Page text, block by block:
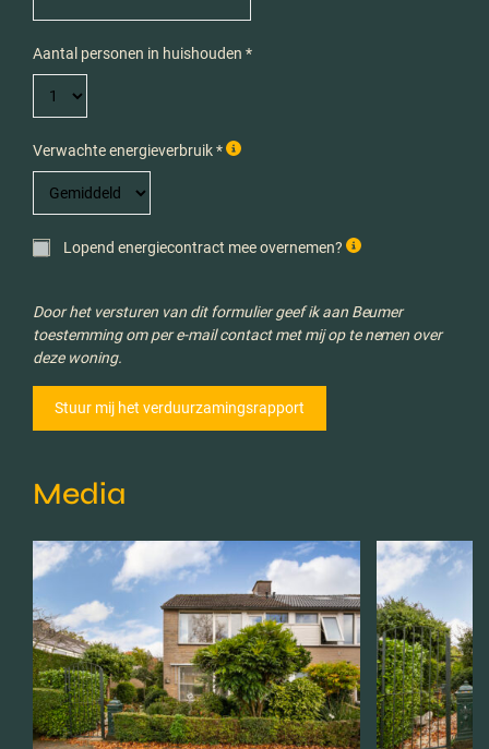
Aantal personen in huishouden *
Verwachte energieverbruik *
Lopend energiecontract mee overnemen?
Door het versturen van dit formulier geef ik aan Beumer
toestemming om per e-mail contact met mij op te nemen over
deze woning.
Media